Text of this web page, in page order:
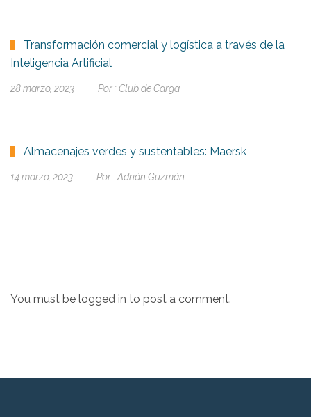
Transformación comercial y logística a través de la
Inteligencia Artificial
28 marzo, 2023 Por : Club de Carga
Almacenajes verdes y sustentables: Maersk
14 marzo, 2023 Por : Adrián Guzmán
You must be logged in to post a comment.